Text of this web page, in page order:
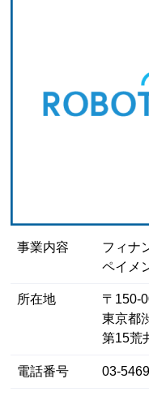
事業内容
フィナ
ペイメ
所在地
〒150-
東京都
第15荒
電話番号 03-